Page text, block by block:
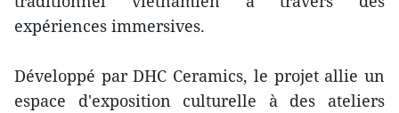
expériences immersives.
Développé par DHC Ceramics, le projet allie un
espace d'exposition culturelle à des ateliers